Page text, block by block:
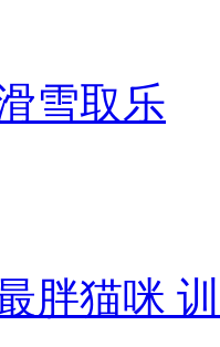
雪取乐
胖猫咪